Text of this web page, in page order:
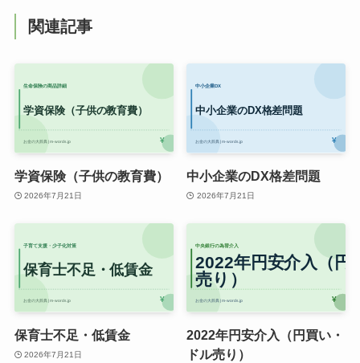
関連記事
学資保険（子供の教育費）
2026年7月21日
中小企業のDX格差問題
2026年7月21日
保育士不足・低賃金
2026年7月21日
2022年円安介入（円買い・
ドル売り）